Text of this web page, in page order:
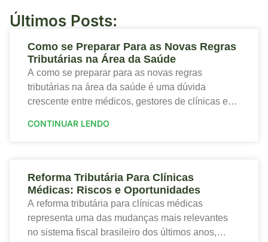
Últimos Posts:
Como se Preparar Para as Novas Regras
Tributárias na Área da Saúde
A como se preparar para as novas regras
tributárias na área da saúde é uma dúvida
crescente entre médicos, gestores de clínicas e
financeira
CONTINUAR LENDO
Reforma Tributária Para Clínicas
Médicas: Riscos e Oportunidades
A reforma tributária para clínicas médicas
representa uma das mudanças mais relevantes
no sistema fiscal brasileiro dos últimos anos,